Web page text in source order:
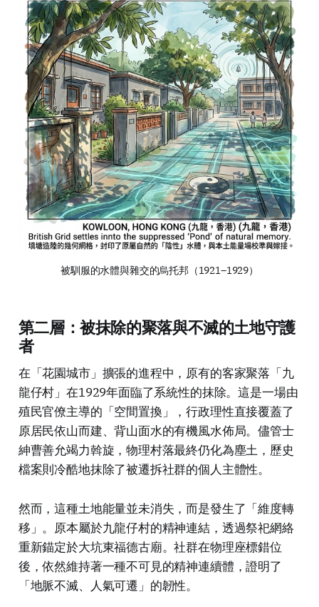
被馴服的水體與雜交的烏托邦（1921–1929）
第二層：被抹除的聚落與不滅的土地守護
者
在「花園城市」擴張的進程中，原有的客家聚落「九
龍仔村」在1929年面臨了系統性的抹除。這是一場由
殖民官僚主導的「空間置換」，行政理性直接覆蓋了
原居民依山而建、背山面水的有機風水佈局。儘管士
紳曹善允竭力斡旋，物理村落最終仍化為塵土，歷史
檔案則冷酷地抹除了被遷拆社群的個人主體性。
然而，這種土地能量並未消失，而是發生了「維度轉
移」。原本屬於九龍仔村的精神連結，透過祭祀網絡
重新錨定於大坑東福德古廟。社群在物理座標錯位
後，依然維持著一種不可見的精神連續體，證明了
「地脈不滅、人氣可遷」的韌性。